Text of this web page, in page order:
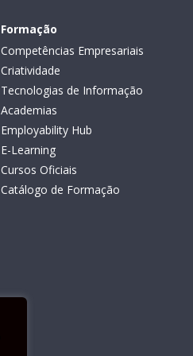
Formação
Competências Empresariais
Criatividade
Tecnologias de Informação
Academias
Employability Hub
E-Learning
Cursos Oficiais
Catálogo de Formação